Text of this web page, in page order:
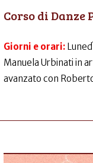
Corso di Danze
Giorni e orari:
Manuela Urbinati in
avanzato con